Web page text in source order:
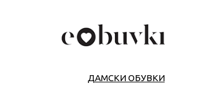
ДАМСКИ ОБУВКИ